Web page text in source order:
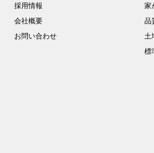
採用情報
会社概要
お問い合わせ
家
品
土
標